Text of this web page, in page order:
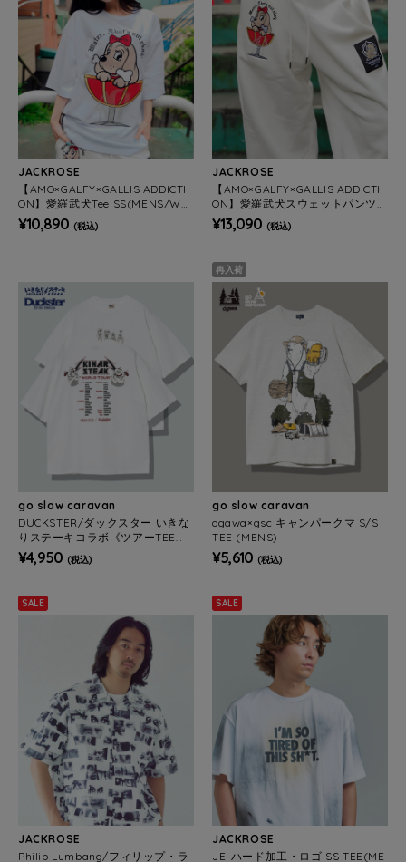
JACKROSE
【AMO×GALFY×GALLIS ADDICTI
ON】愛羅武犬Tee SS(MENS/WO
MENS)
¥10,890 (税込)
JACKROSE
【AMO×GALFY×GALLIS ADDICTI
ON】愛羅武犬スウェットパンツ
(MENS/WOMENS)
¥13,090 (税込)
go slow caravan
DUCKSTER/ダックスター いきな
りステーキコラボ《ツアーTEE》
(MENS)
¥4,950 (税込)
再入荷
go slow caravan
ogawa×gsc キャンパークマ S/S
TEE (MENS)
¥5,610 (税込)
SALE
JACKROSE
Philip Lumbang/フィリップ・ラ
SALE
JACKROSE
JE-ハード加工・ロゴ SS TEE(ME